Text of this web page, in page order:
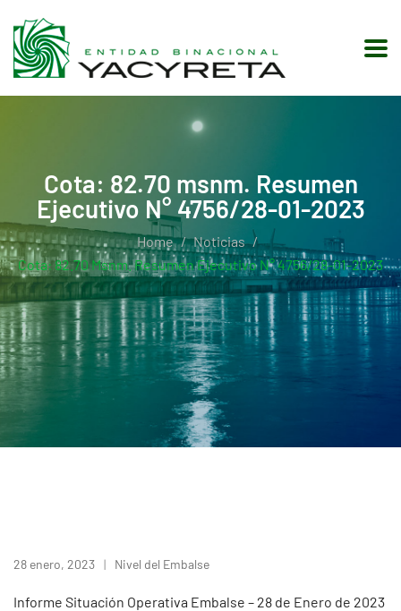
Cota: 82.70 msnm. Resumen
Ejecutivo N° 4756/28-01-2023
Home
Noticias
Cota: 82.70 Msnm. Resumen Ejecutivo N° 4756/28-01-2023
28 enero, 2023 Nivel del Embalse
Informe Situación Operativa Embalse – 28 de Enero de 2023